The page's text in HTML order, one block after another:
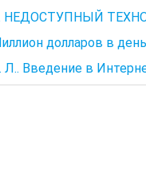
НЕДОСТУПНЫЙ
долларов в
Введение в